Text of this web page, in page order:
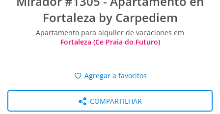
Fortaleza by Carpediem
Apartamento para alquiler de vacaciones em
Fortaleza (Ce Praia do Futuro)
Agregar a favoritos
COMPARTILHAR